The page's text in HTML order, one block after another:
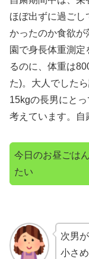
ほぼ出ずに過ごし
かったのか食欲が
園で身長体重測
るのに、体重は
た)。大人でした
15kgの長男にと
考えています。自
今日のお昼ごは
たい
次男
小さ